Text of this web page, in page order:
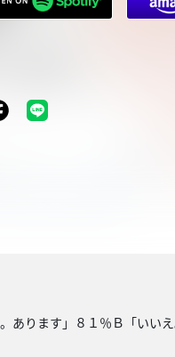
あります」８１％Ｂ「いい